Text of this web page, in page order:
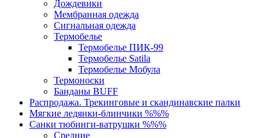
Дождевики
Мембранная одежда
Сигнальная одежда
Термобелье
Термобелье ПИК-99
Термобелье Satila
Термобелье Мобула
Термоноски
Банданы BUFF
Распродажа. Трекинговые и скандинавские палки
Мягкие ледянки-блинчики %%%
Санки тюбинги-ватрушки %%%
Средние